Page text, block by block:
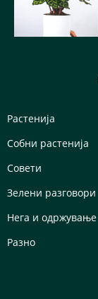
Растенија
Собни растенија
Совети
Зелени разговори
Нега и одржување
Разно